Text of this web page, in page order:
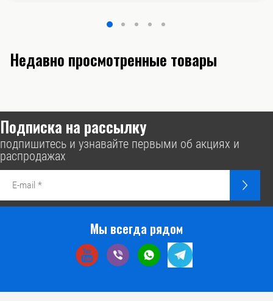
Недавно просмотренные товары
Подписка на рассылку
подпишитесь и узнавайте первыми об акциях и
распродажах
Мы всегда рядом